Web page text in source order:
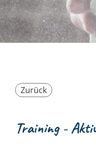
Zurück
Training -